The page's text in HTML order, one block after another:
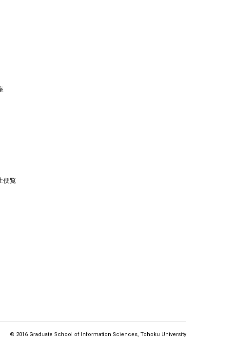
便覧
© 2016 Graduate School of Information Sciences, Tohoku University